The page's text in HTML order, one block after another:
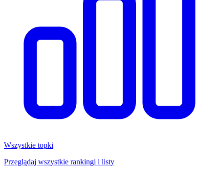
Wszystkie topki
Przeglądaj wszystkie rankingi i listy